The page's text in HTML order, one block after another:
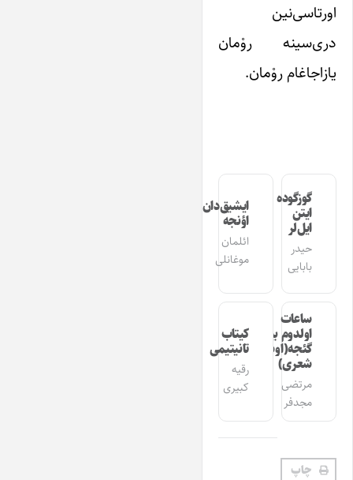
اورتاسی‌نین
دری‌سینه روْمان
یازاجاغام روْمان.
گوزگوده
ایتن
ایل‌لر
حیدر
بابایی
ایشیق‌دان
اؤنجه
ائلمان
موغانلی
ساعات
اولدوم بیر
گئجه(اوشاق
شعری)
مرتضی
مجدفر
کیتاب
تانیتیمی
رقیه
کبیری
چاپ